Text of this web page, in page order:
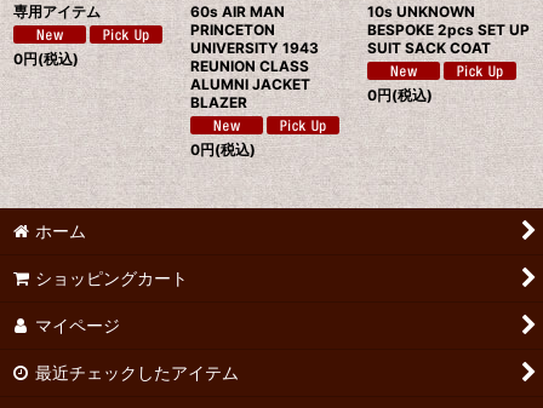
専用アイテム
0円(税込)
60s AIR MAN
PRINCETON
UNIVERSITY 1943
REUNION CLASS
ALUMNI JACKET
BLAZER
0円(税込)
10s UNKNOWN
BESPOKE 2pcs SET UP
SUIT SACK COAT
0円(税込)
ホーム
ショッピングカート
マイページ
最近チェックしたアイテム